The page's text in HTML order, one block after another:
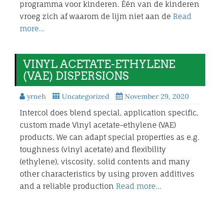
programma voor kinderen. Één van de kinderen
vroeg zich af waarom de lijm niet aan de Read
more…
VINYL ACETATE-ETHYLENE
(VAE) DISPERSIONS
yrneh Uncategorized November 29, 2020
Intercol does blend special, application specific,
custom made Vinyl acetate-ethylene (VAE)
products. We can adapt special properties as e.g.
toughness (vinyl acetate) and flexibility
(ethylene), viscosity, solid contents and many
other characteristics by using proven additives
and a reliable production Read more…